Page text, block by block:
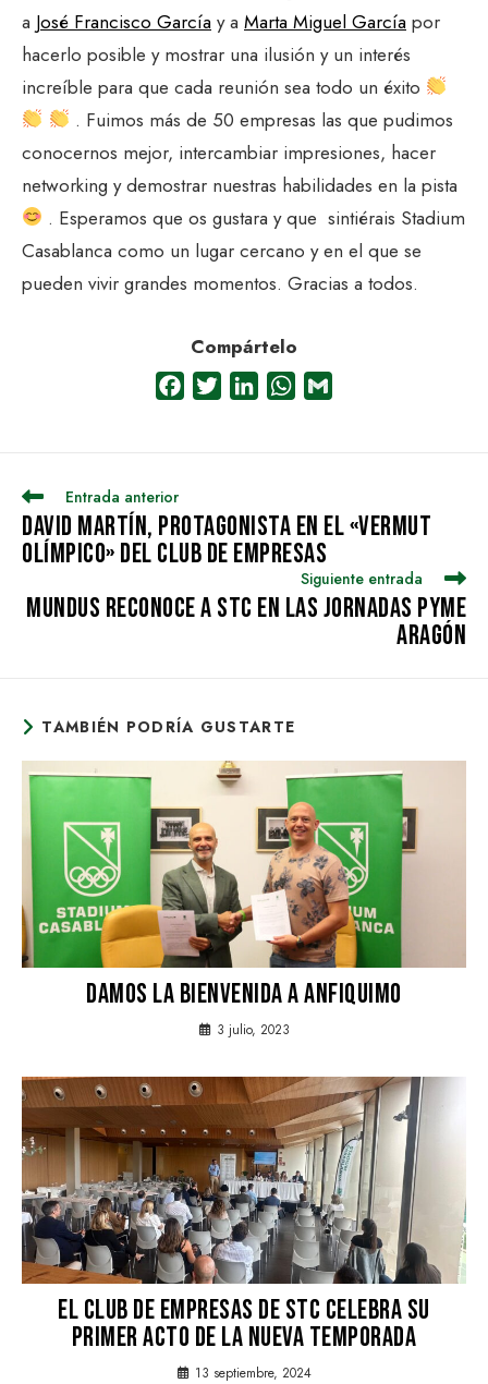
a José Francisco García y a Marta Miguel García por
hacerlo posible y mostrar una ilusión y un interés
increíble para que cada reunión sea todo un éxito
. Fuimos más de 50 empresas las que pudimos
conocernos mejor, intercambiar impresiones, hacer
networking y demostrar nuestras habilidades en la pista
. Esperamos que os gustara y que sintiérais Stadium
Casablanca como un lugar cercano y en el que se
pueden vivir grandes momentos. Gracias a todos.
Compártelo
o
o
e
r
d
W
A
p
p
LEER
MÁS
ARTÍCULOS
Entrada anterior
David Martín, protagonista en el «Vermut
Olímpico» del Club de Empresas
Siguiente entrada
Mundus reconoce a STC en las jornadas Pyme
Aragón
TAMBIÉN PODRÍA GUSTARTE
DAMOS LA BIENVENIDA A ANFIQUIMO
3 julio, 2023
EL CLUB DE EMPRESAS DE STC CELEBRA SU
PRIMER ACTO DE LA NUEVA TEMPORADA
13 septiembre, 2024